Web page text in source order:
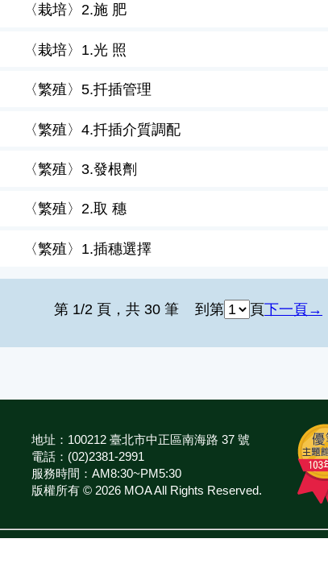
〈栽培〉2.施 肥
〈栽培〉1.光 照
〈繁殖〉5.扦插管理
〈繁殖〉4.扦插介質調配
〈繁殖〉3.發根劑
〈繁殖〉2.取 穗
〈繁殖〉1.插穗選擇
第 1/2 頁，共 30 筆 到第 頁下一頁
地址：100212 臺北市中正區南海路 37 號
電話：(02)2381-2991
服務時間：AM8:30~PM5:30
版權所有 © 2026 MOA All Rights Reserved.